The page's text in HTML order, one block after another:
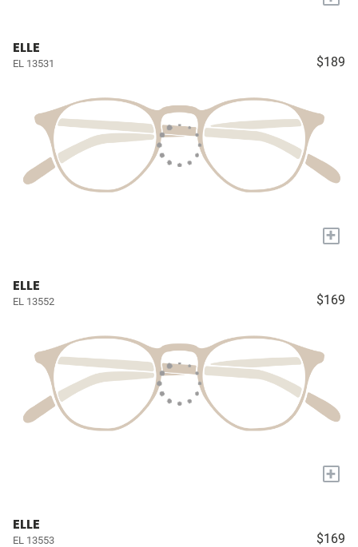
ELLE
EL 13531 $189
+
ELLE
EL 13552 $169
+
ELLE
EL 13553 $169